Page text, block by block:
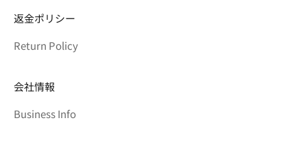
返金ポリシー
Return Policy
会社情報
Business Info